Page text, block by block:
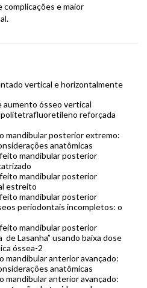
complicações e maior
vertical e horizontalmente
aumento ósseo vertical
politetrafluoretileno reforçada
mandibular posterior extremo:
anatômicas
mandibular posterior
mandibular posterior
estreito
mandibular posterior
periodontais incompletos: o
mandibular posterior
de Lasanha” usando baixa dose
óssea-2
mandibular anterior avançado:
anatômicas
mandibular anterior avançado: